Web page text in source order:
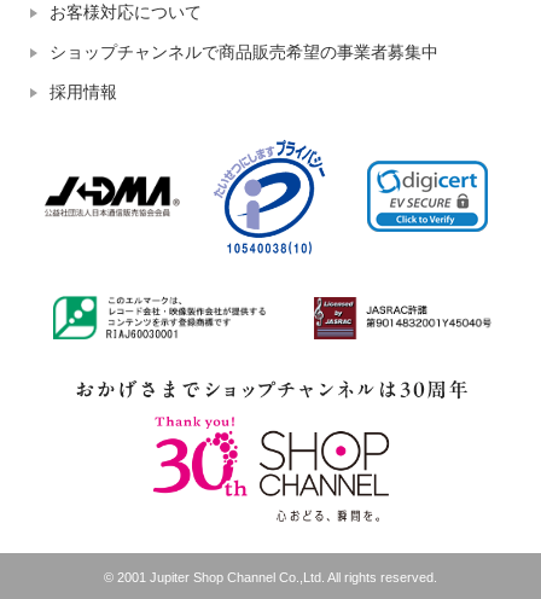
お客様対応について
ショップチャンネルで商品販売希望の事業者募集中
採用情報
© 2001 Jupiter Shop Channel Co.,Ltd. All rights reserved.